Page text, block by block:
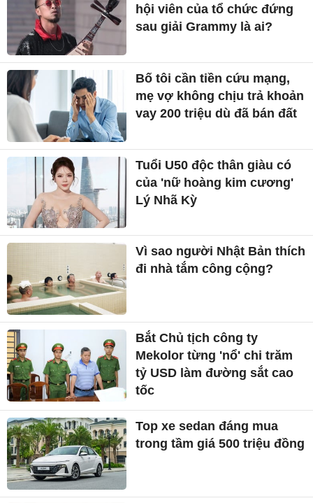
hội viên của tổ chức đứng
sau giải Grammy là ai?
Bố tôi cần tiền cứu mạng,
mẹ vợ không chịu trả khoản
vay 200 triệu dù đã bán đất
Tuổi U50 độc thân giàu có
của 'nữ hoàng kim cương'
Lý Nhã Kỳ
Vì sao người Nhật Bản thích
đi nhà tắm công cộng?
Bắt Chủ tịch công ty
Mekolor từng 'nổ' chi trăm
tỷ USD làm đường sắt cao
tốc
Top xe sedan đáng mua
trong tầm giá 500 triệu đồng